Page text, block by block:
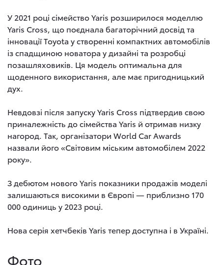
У 2021 році сімейство Yaris розширилося моделлю
Yaris Cross, що поєднала багаторічний досвід та
інновації Toyota у створенні компактних автомобілів
із спадщиною новатора у дизайні та розробці
позашляховиків. Ця модель оптимальна для
щоденного використання, але має пригодницький
дух.
Невдовзі після запуску Yaris Cross підтвердив свою
приналежність до сімейства Yaris й отримав низку
нагород. Так, організатори World Car Awards
назвали його «Світовим міським автомобілем 2022
року».
З дебютом нового Yaris показники продажів моделі
залишаються високими в Європі — приблизно 170
000 одиниць у 2023 році.
Нова серія хетчбеків Yaris тепер доступна і в Україні.
Фото